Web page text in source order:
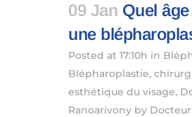
09 Jan Quel
une
Posted at 17:10h in
Blépharoplastie,
esthétique du visage,
Ranoarivony by Docteur